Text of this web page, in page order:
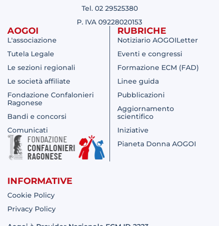
Tel. 02 29525380
P. IVA 09228020153
AOGOI
L'associazione
Tutela Legale
Le sezioni regionali
Le società affiliate
Fondazione Confalonieri
Ragonese
Bandi e concorsi
Comunicati
RUBRICHE
Notiziario AOGOILetter
Eventi e congressi
Formazione ECM (FAD)
Linee guida
Pubblicazioni
Aggiornamento
scientifico
Iniziative
Pianeta Donna AOGOI
INFORMATIVE
Cookie Policy
Privacy Policy